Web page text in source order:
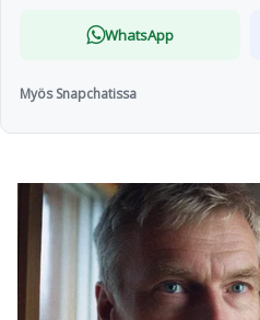
WhatsApp
Myös Snapchatissa